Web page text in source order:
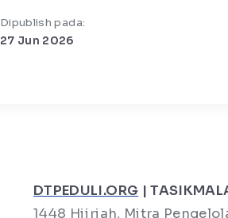
Dipublish pada:
27 Jun 2026
DTPEDULI.ORG |
1448 Hijriah, Mitra